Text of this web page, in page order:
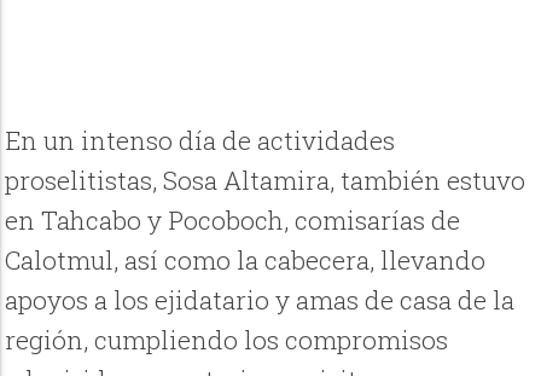
En un intenso día de actividades
proselitistas, Sosa Altamira, también estuvo
en Tahcabo y Pocoboch, comisarías de
Calotmul, así como la cabecera, llevando
apoyos a los ejidatario y amas de casa de la
región, cumpliendo los compromisos